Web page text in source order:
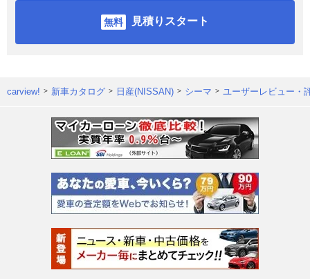
見積りスタート
carview! 新車カタログ 日産(NISSAN) シーマ ユーザーレビュー・